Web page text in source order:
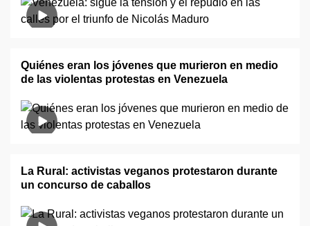
Quiénes eran los jóvenes que murieron en medio
de las violentas protestas en Venezuela
La Rural: activistas veganos protestaron durante
un concurso de caballos